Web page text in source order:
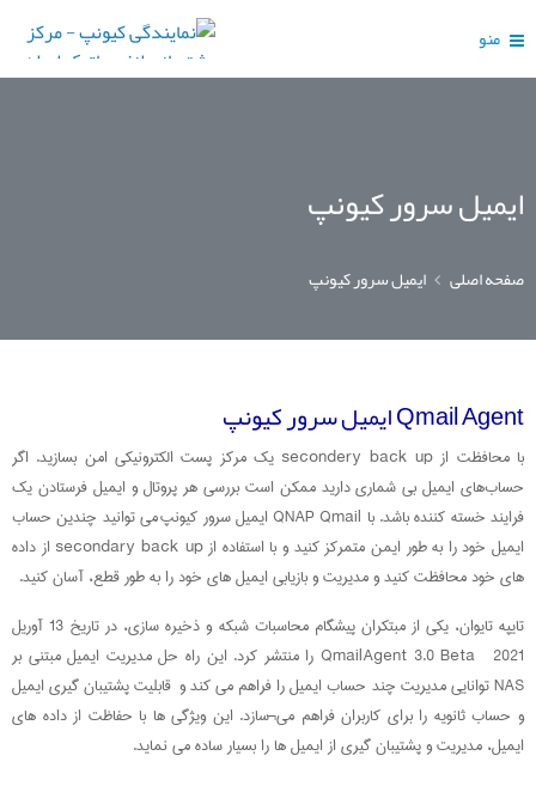
منو
ایمیل سرور کیونپ
صفحه اصلی ایمیل سرور کیونپ
Qmail Agent ایمیل سرور کیونپ
با محافظت از secondery back up یک مرکز پست الکترونیکی امن بسازید. اگر
حساب‌های ایمیل بی شماری دارید ممکن است بررسی هر پروتال و ایمیل فرستادن یک
فرایند خسته کننده باشد. با QNAP Qmail ایمیل سرور کیونپ می توانید چندین حساب
ایمیل خود را به طور ایمن متمرکز کنید و با استفاده از secondary back up از داده
های خود محافظت کنید و مدیریت و بازیابی ایمیل های خود را به طور قطع، آسان کنید.
تایپه تایوان، یکی از مبتکران پیشگام محاسبات شبکه و ذخیره سازی، در تاریخ 13 آوریل
2021 QmailAgent 3.0 Beta را منتشر کرد. این راه حل مدیریت ایمیل مبتنی بر
NAS توانایی مدیریت چند حساب ایمیل را فراهم می کند و قابلیت پشتیبان گیری ایمیل
و حساب ثانویه را برای کاربران فراهم می¬سازد. این ویژگی ها با حفاظت از داده های
ایمیل، مدیریت و پشتیبان گیری از ایمیل ها را بسیار ساده می نماید.